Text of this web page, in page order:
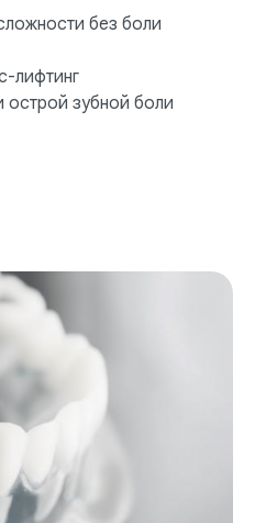
без боли
лифтинг
зубной боли